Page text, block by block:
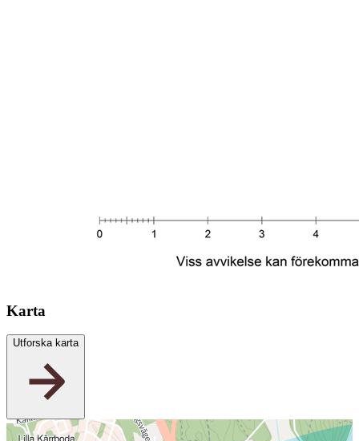
Karta
Utforska karta